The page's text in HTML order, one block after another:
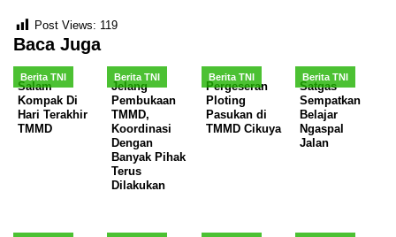
Post Views: 119
Baca Juga
Berita TNI
Salam
Kompak Di
Hari Terakhir
TMMD
Berita TNI
Jelang
Pembukaan
TMMD,
Koordinasi
Dengan
Banyak Pihak
Terus
Dilakukan
Berita TNI
Pergeseran
Ploting
Pasukan di
TMMD Cikuya
Berita TNI
Satgas
Sempatkan
Belajar
Ngaspal
Jalan